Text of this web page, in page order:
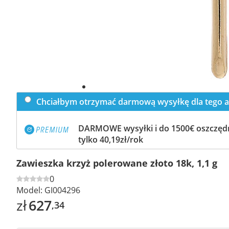
Chciałbym otrzymać darmową wysyłkę dla tego
DARMOWE wysyłki i do 1500€
tylko 40,19zł/rok
Zawieszka krzyż polerowane złoto 18k, 1,1 g
0
Model: GI004296
zł627,34